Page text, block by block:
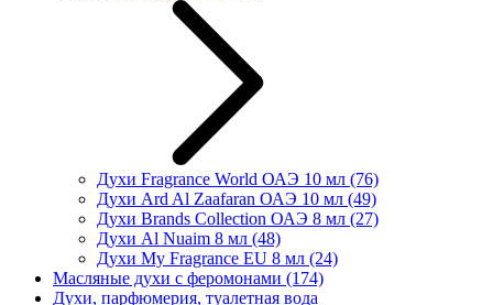
Духи Fragrance World ОАЭ 10 мл (76)
Духи Ard Al Zaafaran ОАЭ 10 мл (49)
Духи Brands Collection ОАЭ 8 мл (27)
Духи Al Nuaim 8 мл (48)
Духи My Fragrance EU 8 мл (24)
Масляные духи с феромонами (174)
Духи, парфюмерия, туалетная вода